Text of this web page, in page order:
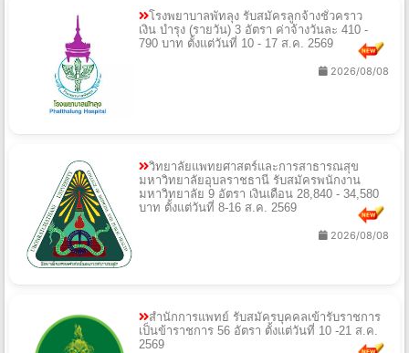
โรงพยาบาลพัทลุง รับสมัครลูกจ้างชั่วคราว
เงิน บำรุง (รายวัน) 3 อัตรา ค่าจ้างวันละ 410 -
790 บาท ตั้งแต่วันที่ 10 - 17 ส.ค. 2569
2026/08/08
วิทยาลัยแพทยศาสตร์และการสาธารณสุข
มหาวิทยาลัยอุบลราชธานี รับสมัครพนักงาน
มหาวิทยาลัย 9 อัตรา เงินเดือน 28,840 - 34,580
บาท ตั้งแต่วันที่ 8-16 ส.ค. 2569
2026/08/08
สำนักการแพทย์ รับสมัครบุคคลเข้ารับราชการ
เป็นข้าราชการ 56 อัตรา ตั้งแต่วันที่ 10 -21 ส.ค.
2569